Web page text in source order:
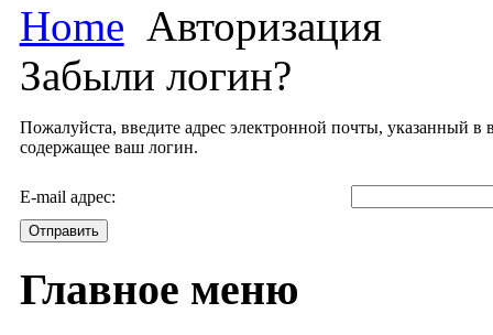
Home Авторизация
Забыли логин?
Пожалуйста, введите адрес электронной почты, указанный в
содержащее ваш логин.
E-mail адрес:
Отправить
Главное меню